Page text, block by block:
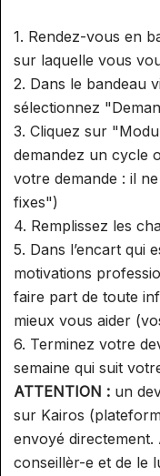
1. Rendez-vous en
sur laquelle vous
2. Dans le bandeau
sélectionnez
3. Cliquez sur
demandez un cycle
votre demande : il
fixes")
4. Remplissez les
5. Dans l’encart qui
motivations
faire part de toute
mieux vous aider
6. Terminez votre
semaine qui suit
ATTENTION : un
sur Kairos
envoyé
conseillèr-e et de le